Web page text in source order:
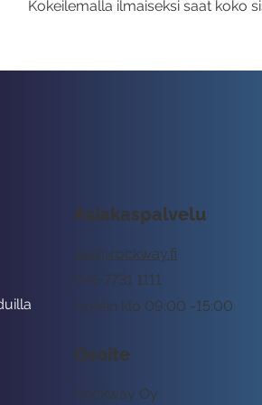
Kokeilemalla ilmaiseksi saat koko
Asiakaspalvelu
tuki@rockway.fi
Arkisin klo 09:00 -15:00
045 7731 1111
Osoite
Rockway Oy